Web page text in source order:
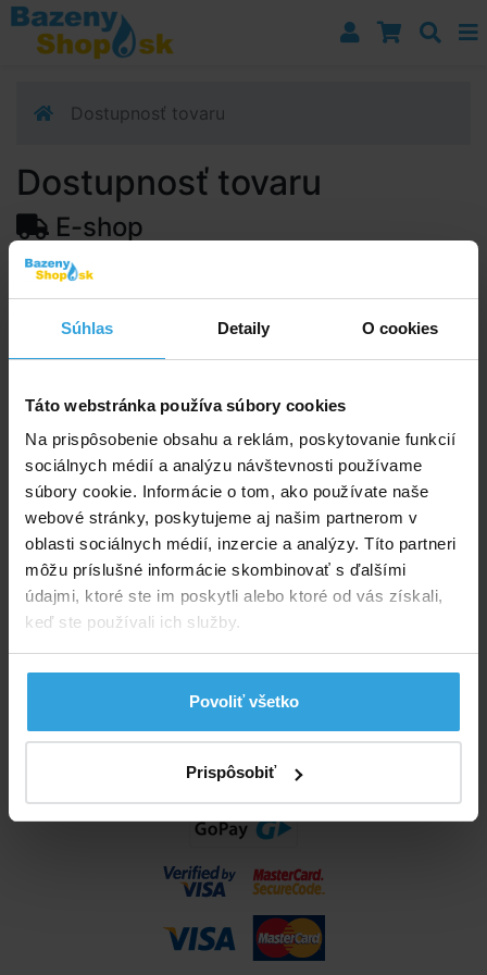
Súhlas Detaily O cookies
Táto webstránka používa súbory cookies
Na prispôsobenie obsahu a reklám, poskytovanie funkcií
sociálnych médií a analýzu návštevnosti používame
súbory cookie. Informácie o tom, ako používate naše
webové stránky, poskytujeme aj našim partnerom v
oblasti sociálnych médií, inzercie a analýzy. Títo partneri
môžu príslušné informácie skombinovať s ďalšími
údajmi, ktoré ste im poskytli alebo ktoré od vás získali,
keď ste používali ich služby.
Povoliť všetko
Prispôsobiť
Prejsť k navigácii
Prejsť na obsah
Prejsť k bočnému stĺpci
Dostupnosť tovaru
Dostupnosť tovaru
E-shop
Dostupnosť:
výdajné miesto:
12.08.2026
môže sa zmeniť.
Poradíme vám!
info@bazenyshop.sk
02 2057 0035
Telefónne číslo neslúži na objednaní tovaru
Všetko o nákupe
Obchodné podmienky
Možnosti dopravy a platby
Reklamácie
Odstúpenie od zmluvy